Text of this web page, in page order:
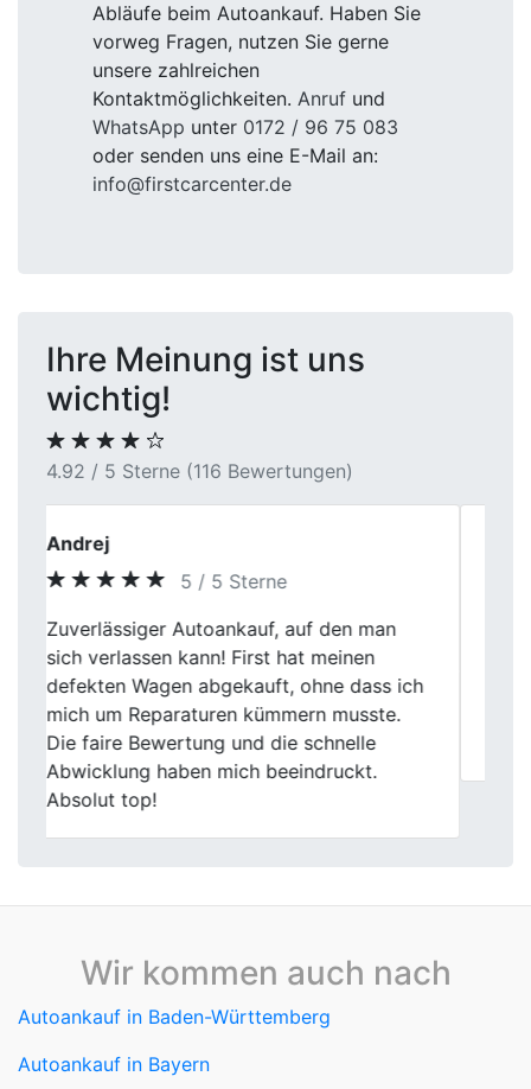
Abläufe beim Autoankauf. Haben Sie
vorweg Fragen, nutzen Sie gerne
unsere zahlreichen
Kontaktmöglichkeiten. Anruf und
WhatsApp unter 0172 / 96 75 083
oder senden uns eine E-Mail an:
info@firstcarcenter.de
Ihre Meinung ist uns
wichtig!
4.92 / 5 Sterne (116 Bewertungen)
Simon Herrmann
5 / 5 Sterne
Ich war wirklich überrascht, wie einfach
der Verkauf bei First Car Center in war.
Faire Bewertung, nette Leute und alles lief
ohne Probleme. Kann ich nur
weiterempfehlen!
Previous
Wir kommen auch nach
Autoankauf in Baden-Württemberg
Autoankauf in Bayern
Autoankauf in Berlin